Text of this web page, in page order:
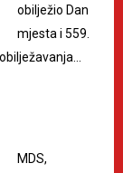
obilježio Dan
mjesta i 559.
MDS,